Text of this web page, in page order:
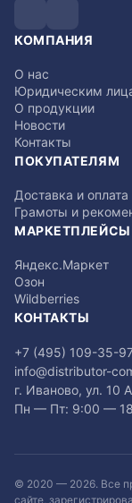
КОМПАНИЯ
О нас
Юридическим
О продукции
Новости
Контакты
ПОКУПАТЕЛЯМ
Доставка и оплата
Грамоты и
МАРКЕТПЛЕЙСЫ
Яндекс.Маркет
Озон
Wildberries
КОНТАКТЫ
+7 (495) 109-35-
info@distributor-
г. Иваново, ул. 10
Пн — Пт: 9:00 —
© 2020 — 2026. Все
сайте,